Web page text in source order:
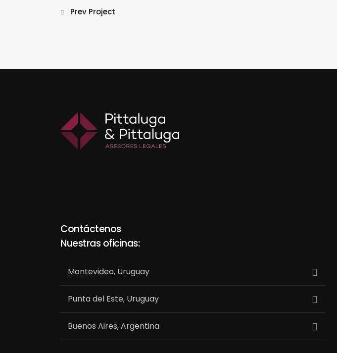
Prev Project
Contáctenos
Nuestras oficinas:
Montevideo, Uruguay
Punta del Este, Uruguay
Buenos Aires, Argentina